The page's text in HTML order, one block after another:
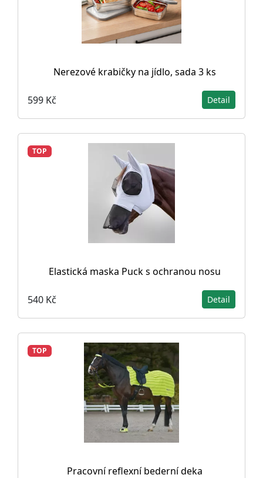
Nerezové krabičky na jídlo, sada 3 ks
599 Kč Detail
TOP
Elastická maska Puck s ochranou nosu
540 Kč Detail
TOP
Pracovní reflexní bederní deka